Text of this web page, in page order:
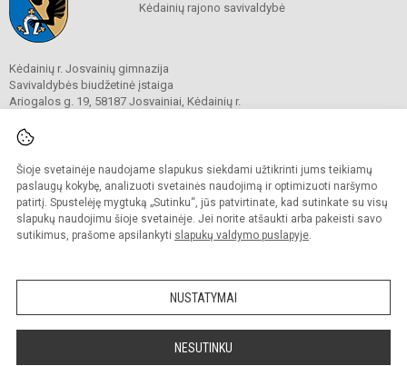
Šioje svetainėje naudojame slapukus siekdami užtikrinti jums teikiamų
paslaugų kokybę, analizuoti svetainės naudojimą ir optimizuoti naršymo
patirtį. Spustelėję mygtuką „Sutinku“, jūs patvirtinate, kad sutinkate su visų
slapukų naudojimu šioje svetainėje. Jei norite atšaukti arba pakeisti savo
sutikimus, prašome apsilankyti slapukų valdymo puslapyje.
NUSTATYMAI
NESUTINKU
Kėdainių rajono savivaldybė
Kėdainių r. Josvainių gimnazija
Savivaldybės biudžetinė įstaiga
Ariogalos g. 19, 58187 Josvainiai, Kėdainių r.
El. p.
Duomenys kaupiami ir saugomi
Juridinių asmenų registre
Įmonės kodas 191018728
Kopijuoti turinį be raštiško gimnazijos sutikimo griežtai draudžiama.
Prieinamumo paraiška Slapukų valdymas
svetainę